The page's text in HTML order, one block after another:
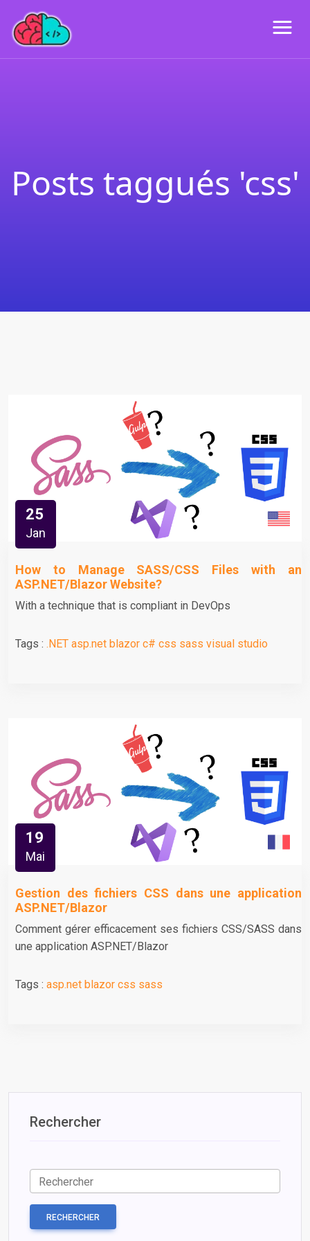
Posts taggués 'css'
25
Jan
How to Manage SASS/CSS Files with an
ASP.NET/Blazor Website?
With a technique that is compliant in DevOps
Tags : .NET asp.net blazor c# css sass visual studio
19
Mai
Gestion des fichiers CSS dans une application
ASP.NET/Blazor
Comment gérer efficacement ses fichiers CSS/SASS dans
une application ASP.NET/Blazor
Tags : asp.net blazor css sass
Rechercher
RECHERCHER